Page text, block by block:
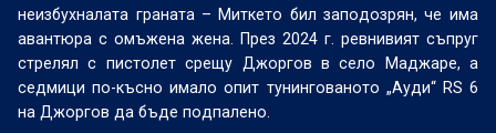
неизбухналата граната – Миткето бил заподозрян, че има
авантюра с омъжена жена. През 2024 г. ревнивият съпруг
стрелял с пистолет срещу Джоргов в село Маджаре, а
седмици по-късно имало опит тунингованото „Ауди“ RS 6
на Джоргов да бъде подпалено.